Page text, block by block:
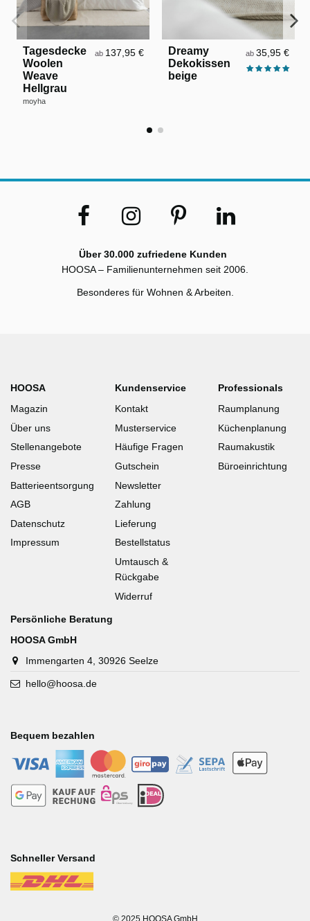
Tagesdecke
Woolen
Weave
Hellgrau
moyha
ab 137,95 €
Dreamy
Dekokissen
beige
ab 35,95 €
Über 30.000 zufriedene Kunden
HOOSA – Familienunternehmen seit 2006.
Besonderes für Wohnen & Arbeiten.
HOOSA
Magazin
Über uns
Stellenangebote
Presse
Batterieentsorgung
AGB
Datenschutz
Impressum
Kundenservice
Kontakt
Musterservice
Häufige Fragen
Gutschein
Newsletter
Zahlung
Lieferung
Bestellstatus
Umtausch &
Rückgabe
Widerruf
Professionals
Raumplanung
Küchenplanung
Raumakustik
Büroeinrichtung
Persönliche Beratung
HOOSA GmbH
Immengarten 4, 30926 Seelze
hello@hoosa.de
Bequem bezahlen
-
- - - -
- - - -
Schneller Versand
© 2025 HOOSA GmbH